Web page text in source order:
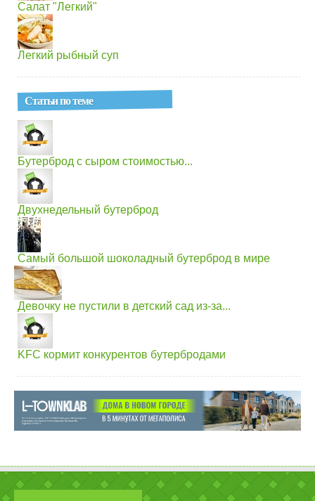
Салат "Легкий"
Легкий рыбный суп
Статьи по теме
Бутерброд с сыром стоимостью...
Двухнедельный бутерброд
Самый большой шоколадный бутерброд в мире
Девочку не пустили в детский сад из-за...
KFC кормит конкурентов бутербродами